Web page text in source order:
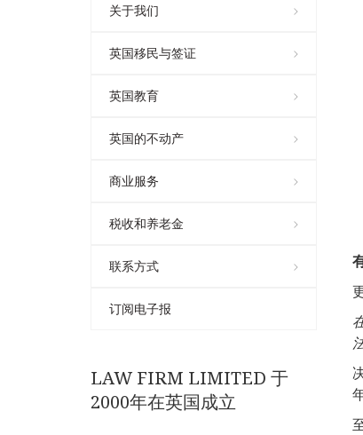
关于我们
英国移民与签证
英国教育
英国的不动产
商业服务
税收和养老金
联系方式
订阅电子报
LAW FIRM LIMITED 于
2000年在英国成立